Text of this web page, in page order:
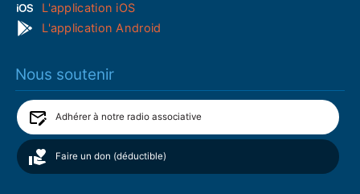
L'application iOS
L'application Android
Nous soutenir
Adhérer à notre radio associative
Faire un don (déductible)